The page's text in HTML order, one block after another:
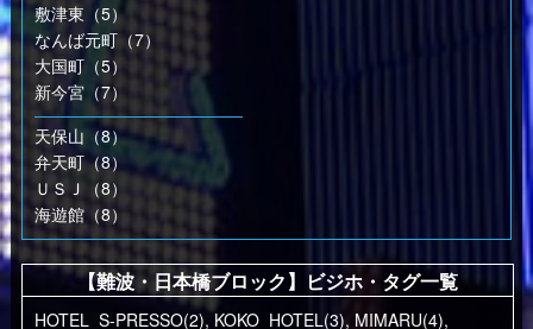
敷津東（5）
なんば元町（7）
大国町（5）
新今宮（7）
天保山（8）
弁天町（8）
ＵＳＪ（8）
海遊館（8）
【難波・日本橋ブロック】ビジホ・タグ一覧
HOTEL_S-PRESSO(2), KOKO_HOTEL(3), MIMARU(4),